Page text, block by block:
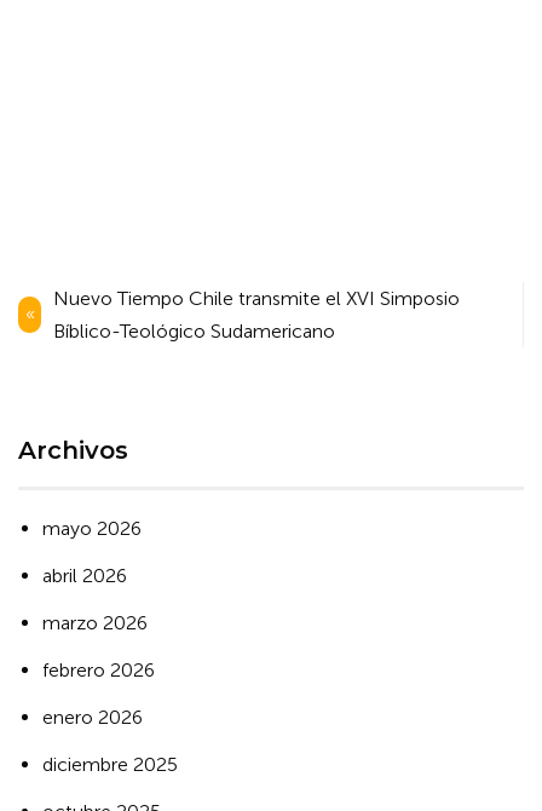
Navegación
de
Nuevo Tiempo Chile transmite el XVI Simposio
Bíblico-Teológico Sudamericano
Archivos
mayo 2026
abril 2026
marzo 2026
febrero 2026
enero 2026
diciembre 2025